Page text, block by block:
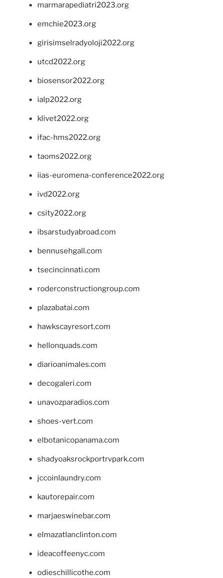
marmarapediatri2023.org
emchie2023.org
girisimselradyoloji2022.org
utcd2022.org
biosensor2022.org
ialp2022.org
klivet2022.org
ifac-hms2022.org
taoms2022.org
iias-euromena-conference2022.org
ivd2022.org
csity2022.org
ibsarstudyabroad.com
bennusehgall.com
tsecincinnati.com
roderconstructiongroup.com
plazabatai.com
hawkscayresort.com
hellonquads.com
diarioanimales.com
decogaleri.com
unavozparadios.com
shoes-vert.com
elbotanicopanama.com
shadyoaksrockportrvpark.com
jccoinlaundry.com
kautorepair.com
marjaeswinebar.com
elmazatlanclinton.com
ideacoffeenyc.com
odieschillicothe.com